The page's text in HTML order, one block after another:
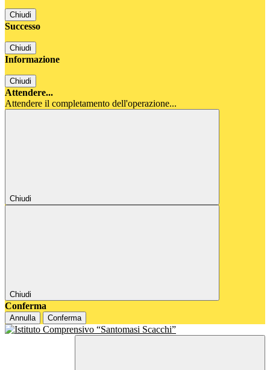
Chiudi
Successo
Chiudi
Informazione
Chiudi
Attendere...
Attendere il completamento dell'operazione...
Chiudi
Chiudi
Conferma
Annulla Conferma